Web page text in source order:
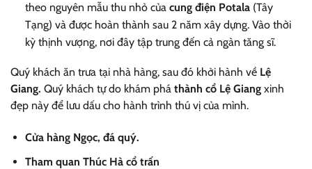
theo nguyên mẫu thu nhỏ của cung điện Potala(Tây
Tạng) và được hoàn thành sau 2 năm xây dựng. Vào thời
kỳ thịnh vượng, nơi đây tập trung đến cả ngàn tăng sĩ.
Quý khách ăn trưa tại nhà hàng, sau đó khởi hành về Lệ
Giang. Quý khách tự do khám phá thành cổ Lệ Giang xinh
đẹp này để lưu dấu cho hành trình thú vị của mình.
Cửa hàng Ngọc, đá quý.
Tham quan Thúc Hà cổ trấn